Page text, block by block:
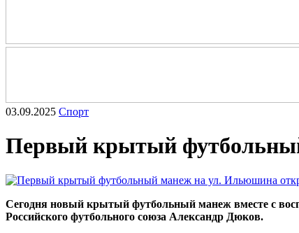
03.09.2025 Спорт
Первый крытый
Сегодня новый крытый футбольный манеж вместе с
Российского футбольного союза Александр Дюков.